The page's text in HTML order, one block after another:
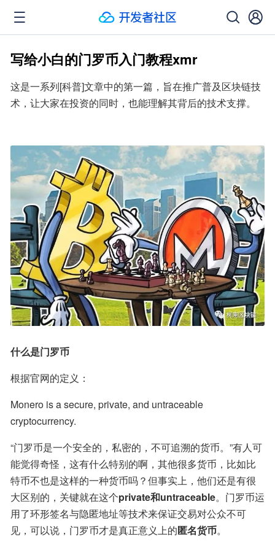
写给小白的门罗币入门教程xmr
这是一系列[科普]文章中的第一篇，旨在推广普及区块链技
术，让大家在投资的同时，也能理解其背后的技术支撑。
什么是门罗币
根据官网的定义：
Monero is a secure, private, and untraceable
cryptocurrency.
“门罗币是一个安全的，私密的，不可追溯的货币。”有人可
能觉得奇怪，这有什么特别的啊，其他很多货币，比如比
特币不也是这样的一种货币吗？但事实上，他们还是有很
大区别的，关键就在这个private和untraceable。门罗币运
用了环形签名与隐匿地址等技术来保证交易对公众不可
见，可以说，门罗币才是真正意义上的匿名货币。